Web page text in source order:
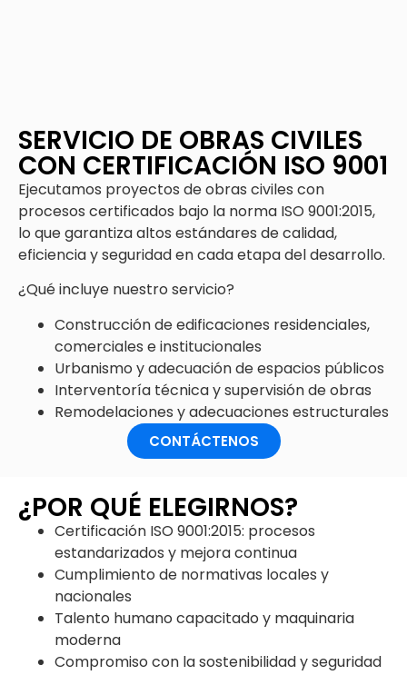
SERVICIO DE OBRAS CIVILES
CON CERTIFICACIÓN ISO 9001
Ejecutamos proyectos de obras civiles con
procesos certificados bajo la norma ISO 9001:2015,
lo que garantiza altos estándares de calidad,
eficiencia y seguridad en cada etapa del desarrollo.
¿Qué incluye nuestro servicio?
Construcción de edificaciones residenciales,
comerciales e institucionales
Urbanismo y adecuación de espacios públicos
Interventoría técnica y supervisión de obras
Remodelaciones y adecuaciones estructurales
CONTÁCTENOS
¿POR QUÉ ELEGIRNOS?
Certificación ISO 9001:2015: procesos
estandarizados y mejora continua
Cumplimiento de normativas locales y
nacionales
Talento humano capacitado y maquinaria
moderna
Compromiso con la sostenibilidad y seguridad